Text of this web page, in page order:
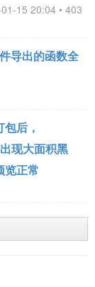
15 20:04 • 403
导出的函数全
后，
现大面积黑
览正常